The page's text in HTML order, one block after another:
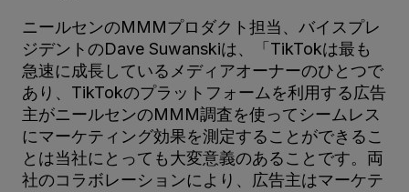
ニールセンのMMMプロダクト担当、バイスプレ
ジデントのDave Suwanskiは、「TikTokは最も
急速に成長しているメディアオーナーのひとつで
あり、TikTokのプラットフォームを利用する広告
主がニールセンのMMM調査を使ってシームレス
にマーケティング効果を測定することができるこ
とは当社にとっても大変意義のあることです。両
社のコラボレーションにより、広告主はマーケテ